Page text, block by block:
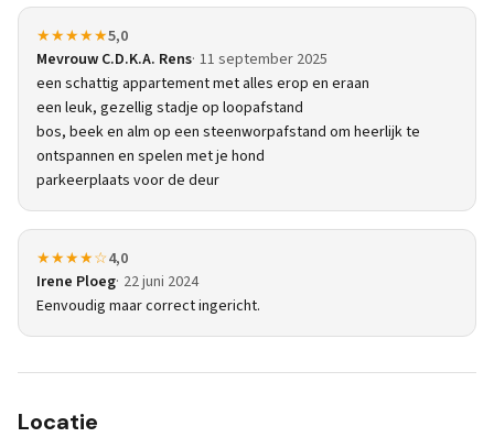
★★★★★5,0
Mevrouw C.D.K.A. Rens 11 september 2025
een schattig appartement met alles erop en eraan
een leuk, gezellig stadje op loopafstand
bos, beek en alm op een steenworpafstand om heerlijk te
ontspannen en spelen met je hond
parkeerplaats voor de deur
★★★★☆4,0
Irene Ploeg 22 juni 2024
Eenvoudig maar correct ingericht.
Locatie